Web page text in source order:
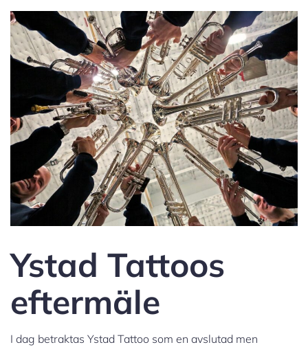
Ystad Tattoos
eftermäle
I dag betraktas Ystad Tattoo som en avslutad men